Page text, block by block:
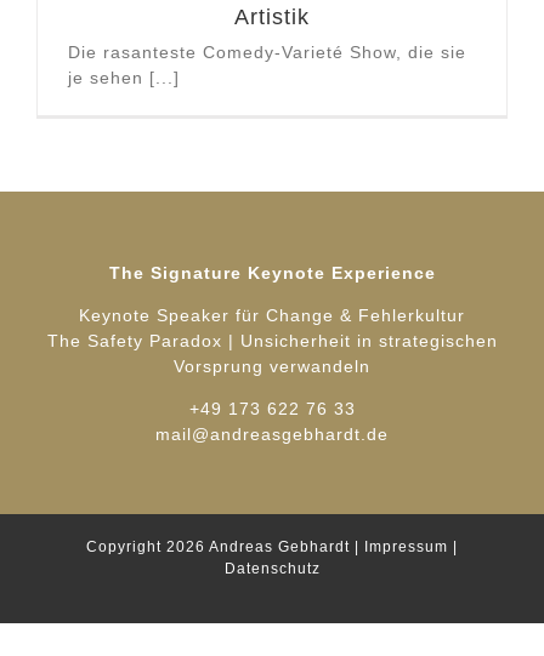
Artistik
Die rasanteste Comedy-Varieté Show, die sie
je sehen [...]
The Signature Keynote Experience
Keynote Speaker für Change & Fehlerkultur
The Safety Paradox | Unsicherheit in strategischen
Vorsprung verwandeln
+49 173 622 76 33
mail@andreasgebhardt.de
Copyright 2026 Andreas Gebhardt Impressum
Datenschutz